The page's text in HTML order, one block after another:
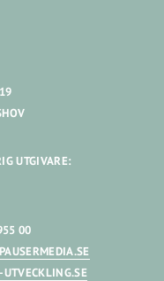
UTGIVARE:
00